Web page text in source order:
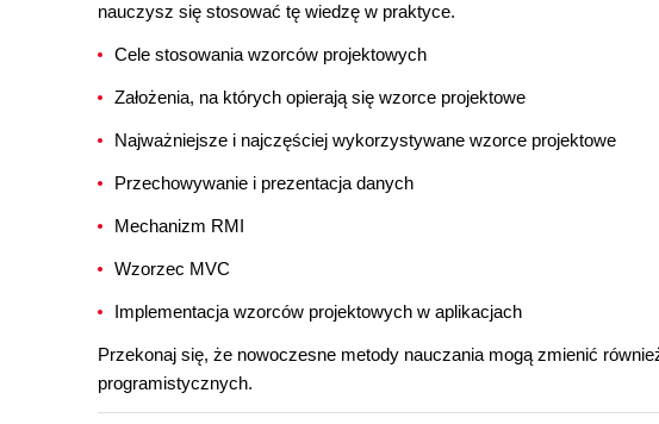
nauczysz się stosować tę wiedzę w praktyce.
Cele stosowania wzorców projektowych
Założenia, na których opierają się wzorce projektowe
Najważniejsze i najczęściej wykorzystywane wzorce projektowe
Przechowywanie i prezentacja danych
Mechanizm RMI
Wzorzec MVC
Implementacja wzorców projektowych w aplikacjach
Przekonaj się, że nowoczesne metody nauczania mogą zmienić
programistycznych.